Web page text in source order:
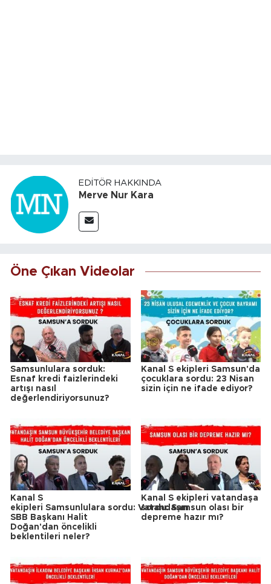
EDITÖR HAKKINDA
Merve Nur Kara
Öne Çıkan Videolar
Samsunlulara sorduk:
Esnaf kredi faizlerindeki
artışı nasıl
değerlendiriyorsunuz?
Kanal S ekipleri Samsun'da
çocuklara sordu: 23 Nisan
sizin için ne ifade ediyor?
Kanal S
ekipleri Samsunlulara sordu: Vatandaşın
SBB Başkanı Halit
Doğan'dan öncelikli
beklentileri neler?
Kanal S ekipleri vatandaşa
sordu: Samsun olası bir
depreme hazır mı?